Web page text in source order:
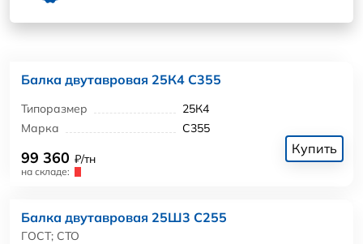
Балка двутавровая 25К4 С355
Типоразмер
25К4
Марка
С355
99 360 ₽/тн
на складе:
Купить
Балка двутавровая 25Ш3 С255
ГОСТ; СТО